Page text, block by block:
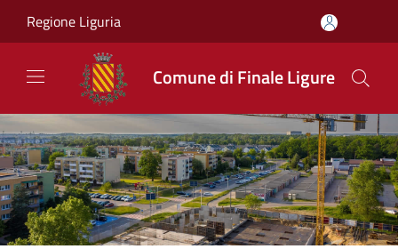
Regione Liguria
Comune di Finale Ligure